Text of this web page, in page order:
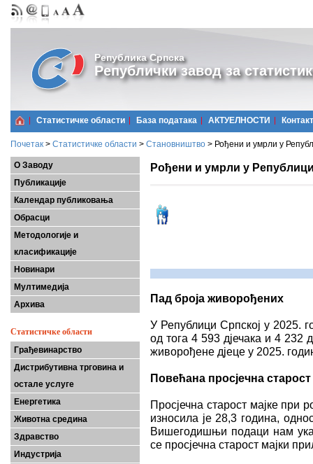
Република Српска
Републички завод за
Статистичке области Базa података АКТУЕЛНОСТИ Контакт
Почетак > Статистичке области > Становништво > Рођени и умрли у
О Заводу
Публикације
Календар публиковања
Обрасци
Методологије и
класификације
Новинари
Мултимедија
Архива
Статистичке области
Грађевинарство
Дистрибутивна трговина и
остале услуге
Енергетика
Животна средина
Здравство
Индустрија
Рођени и умрли у
Пад броја живорођених
У Републици Српској у 2025.
од тога 4 593 дјечака и 4 232
живорођене дјеце у 2025.
Повећана просјечна
Просјечна старост мајке при
износила је 28,3 година,
Вишегодишњи подаци нам
се просјечна старост мајки